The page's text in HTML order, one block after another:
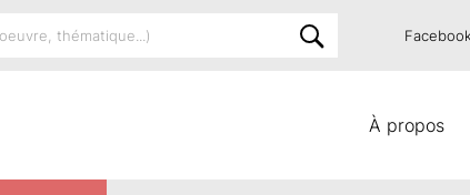
À propos
Facebook